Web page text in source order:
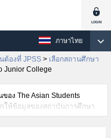
ภาษาไทย
องที่ JPSS > เลือกสถานศึกษา
Junior College
อง The Asian Students
ให้ข้อมูลของสถาบันการศึกษา
ดับอนุปริญญา・วิทยาลัย